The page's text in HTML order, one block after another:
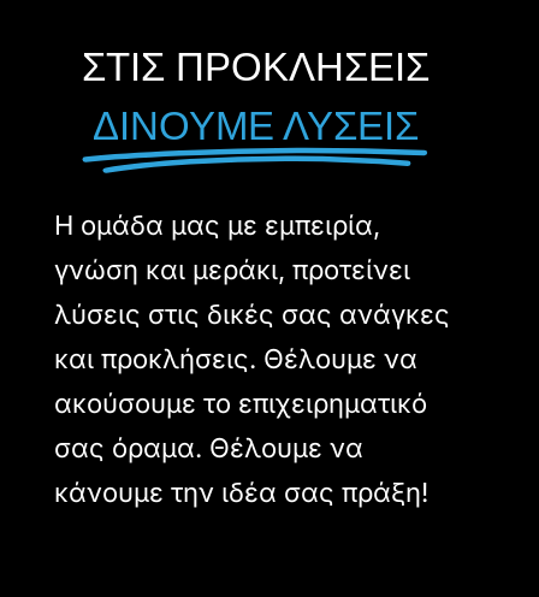
ΣΤΙΣ ΠΡΟΚΛΗΣΕΙΣ
ΔΙΝΟΥΜΕ ΛΥΣΕΙΣ
Η ομάδα μας με εμπειρία,
γνώση και μεράκι, προτείνει
λύσεις στις δικές σας ανάγκες
και προκλήσεις. Θέλουμε να
ακούσουμε το επιχειρηματικό
σας όραμα. Θέλουμε να
κάνουμε την ιδέα σας πράξη!